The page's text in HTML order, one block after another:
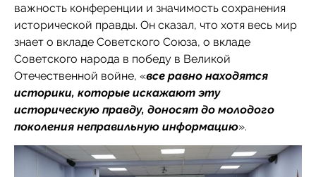
важность конференции и значимость сохранения
исторической правды. Он сказал, что хотя весь мир
знает о вкладе Советского Союза, о вкладе
Советского народа в победу в Великой
Отечественной войне, «все равно находятся
историки, которые искажают эту
историческую правду, доносят до молодого
поколения неправильную информацию».